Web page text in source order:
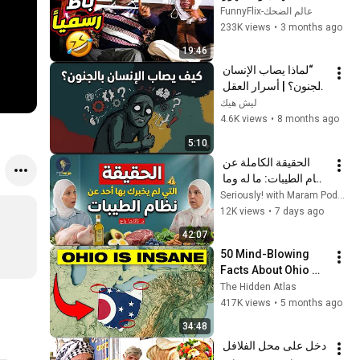
19:46
صرخ ضحك 😂🎬
FunnyFlix-عالم الضحك
233K views • 3 months ago
5:10
البشري والفوضى
الداخلية”Why Do
ليش هيك
4.6K views • 8 months ago
42:07
عليه! | د. ناتاشا باج
12K views • 7 days ago
34:48
50 Mind-Blowing
Facts About Ohio
You Didn’t Know
The Hidden Atlas
417K views • 5 months ago